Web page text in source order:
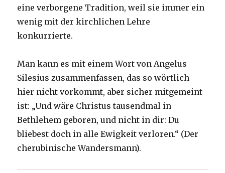
eine verborgene Tradition, weil sie immer ein
wenig mit der kirchlichen Lehre
konkurrierte.
Man kann es mit einem Wort von Angelus
Silesius zusammenfassen, das so wörtlich
hier nicht vorkommt, aber sicher mitgemeint
ist: „Und wäre Christus tausendmal in
Bethlehem geboren, und nicht in dir: Du
bliebest doch in alle Ewigkeit verloren.“ (Der
cherubinische Wandersmann).